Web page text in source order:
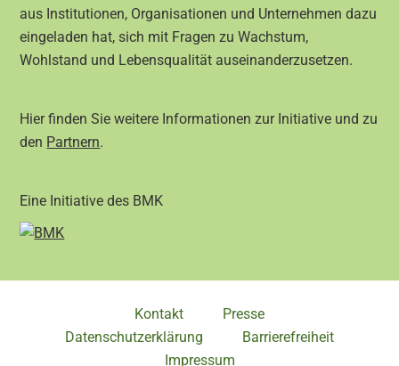
aus Institutionen, Organisationen und Unternehmen dazu
eingeladen hat, sich mit Fragen zu Wachstum,
Wohlstand und Lebensqualität auseinanderzusetzen.
Hier finden Sie weitere Informationen zur Initiative und zu
den Partnern.
Eine Initiative des BMK
Kontakt
Presse
Datenschutzerklärung
Barrierefreiheit
Impressum